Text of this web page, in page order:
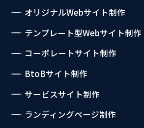
オリジナルWebサイト制作
テンプレート型Webサイト制作
コーポレートサイト制作
BtoBサイト制作
サービスサイト制作
ランディングページ制作